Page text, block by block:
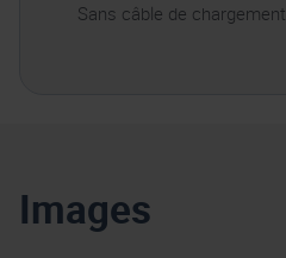
Sans câble de chargement
Images